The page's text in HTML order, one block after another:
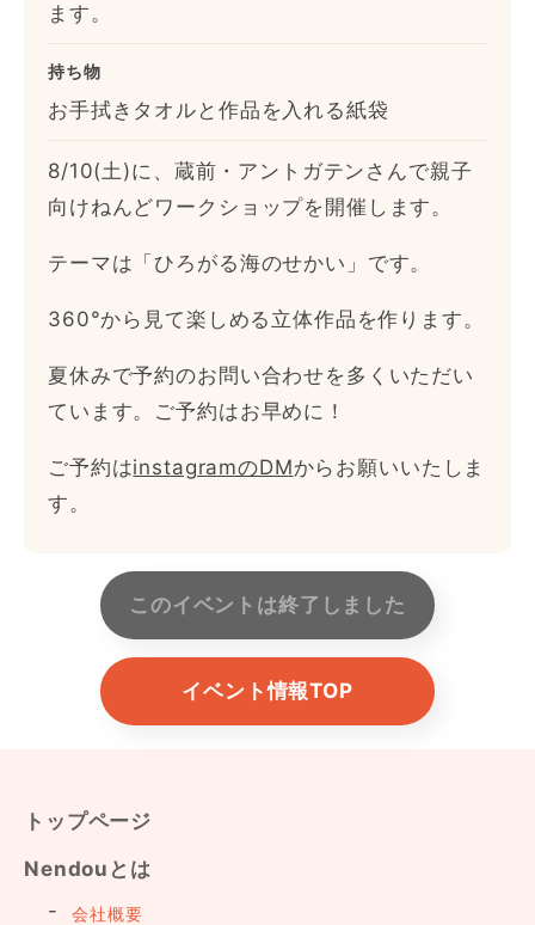
ます。
持ち物
お手拭きタオルと作品を入れる紙袋
8/10(土)に、蔵前・アントガテンさんで親子
向けねんどワークショップを開催します。
テーマは「ひろがる海のせかい」です。
360°から見て楽しめる立体作品を作ります。
夏休みで予約のお問い合わせを多くいただい
ています。ご予約はお早めに！
ご予約はinstagramのDMからお願いいたしま
す。
このイベントは終了しました
イベント情報TOP
トップページ
Nendouとは
会社概要